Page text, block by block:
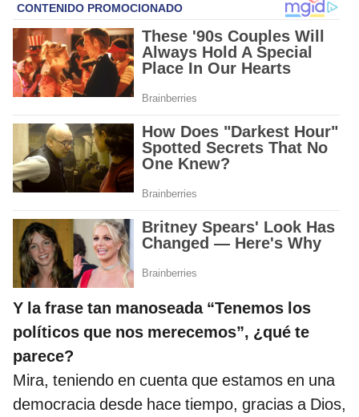
Y la frase tan manoseada “Tenemos los
políticos que nos merecemos”, ¿qué te
parece?
Mira, teniendo en cuenta que estamos en una
democracia desde hace tiempo, gracias a Dios,